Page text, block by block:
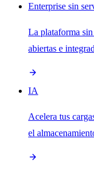
Enterprise sin
La plataforma
abiertas e
IA
Acelera tus
el